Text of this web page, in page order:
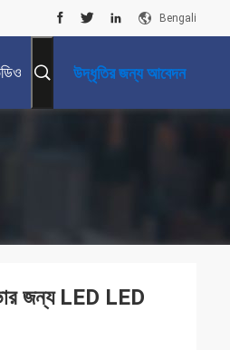
Bengali
উদ্ধৃতির জন্য আবেদন
জন্য LED LED